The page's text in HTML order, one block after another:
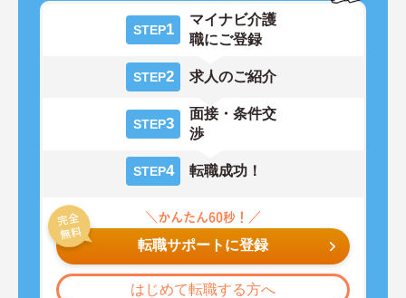
STEP1
マイナビ介護
職にご登録
STEP2 求人のご紹介
STEP3
面接・条件交
渉
STEP4 転職成功！
転職サポートに登録
はじめて転職する方へ